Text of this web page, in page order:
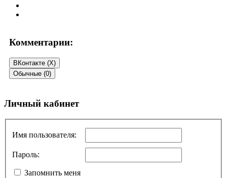
Комментарии:
ВКонтакте (X)
Обычные (0)
Добавить комментарий
помечены*
Личный кабинет
Имя пользователя:
Пароль:
Запомнить меня